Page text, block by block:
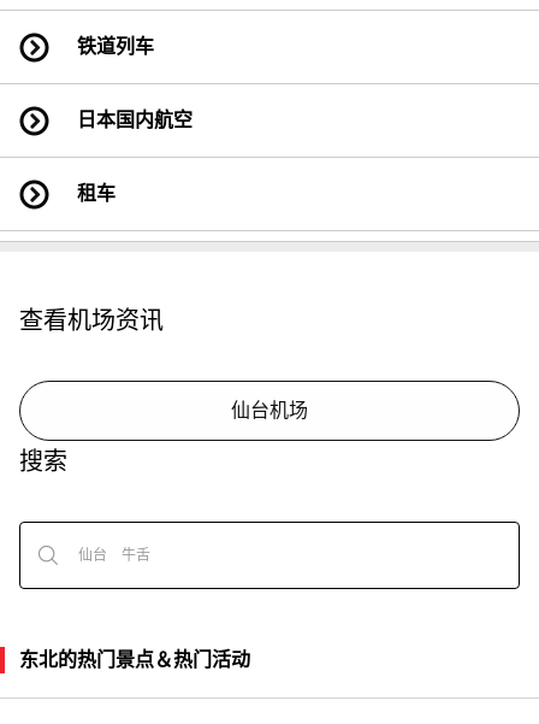
铁道列车
日本国内航空
租车
查看机场资讯
仙台机场
搜索
东北的热门景点＆热门活动